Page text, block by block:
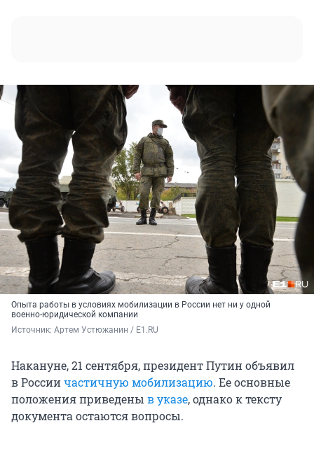
Опыта работы в условиях мобилизации в России нет ни у одной
военно-юридической компании
Источник: Артем Устюжанин / E1.RU
Накануне, 21 сентября, президент Путин объявил
в Россиичастичную мобилизацию. Ее основные
положения приведены в указе, однако к тексту
документа остаются вопросы.